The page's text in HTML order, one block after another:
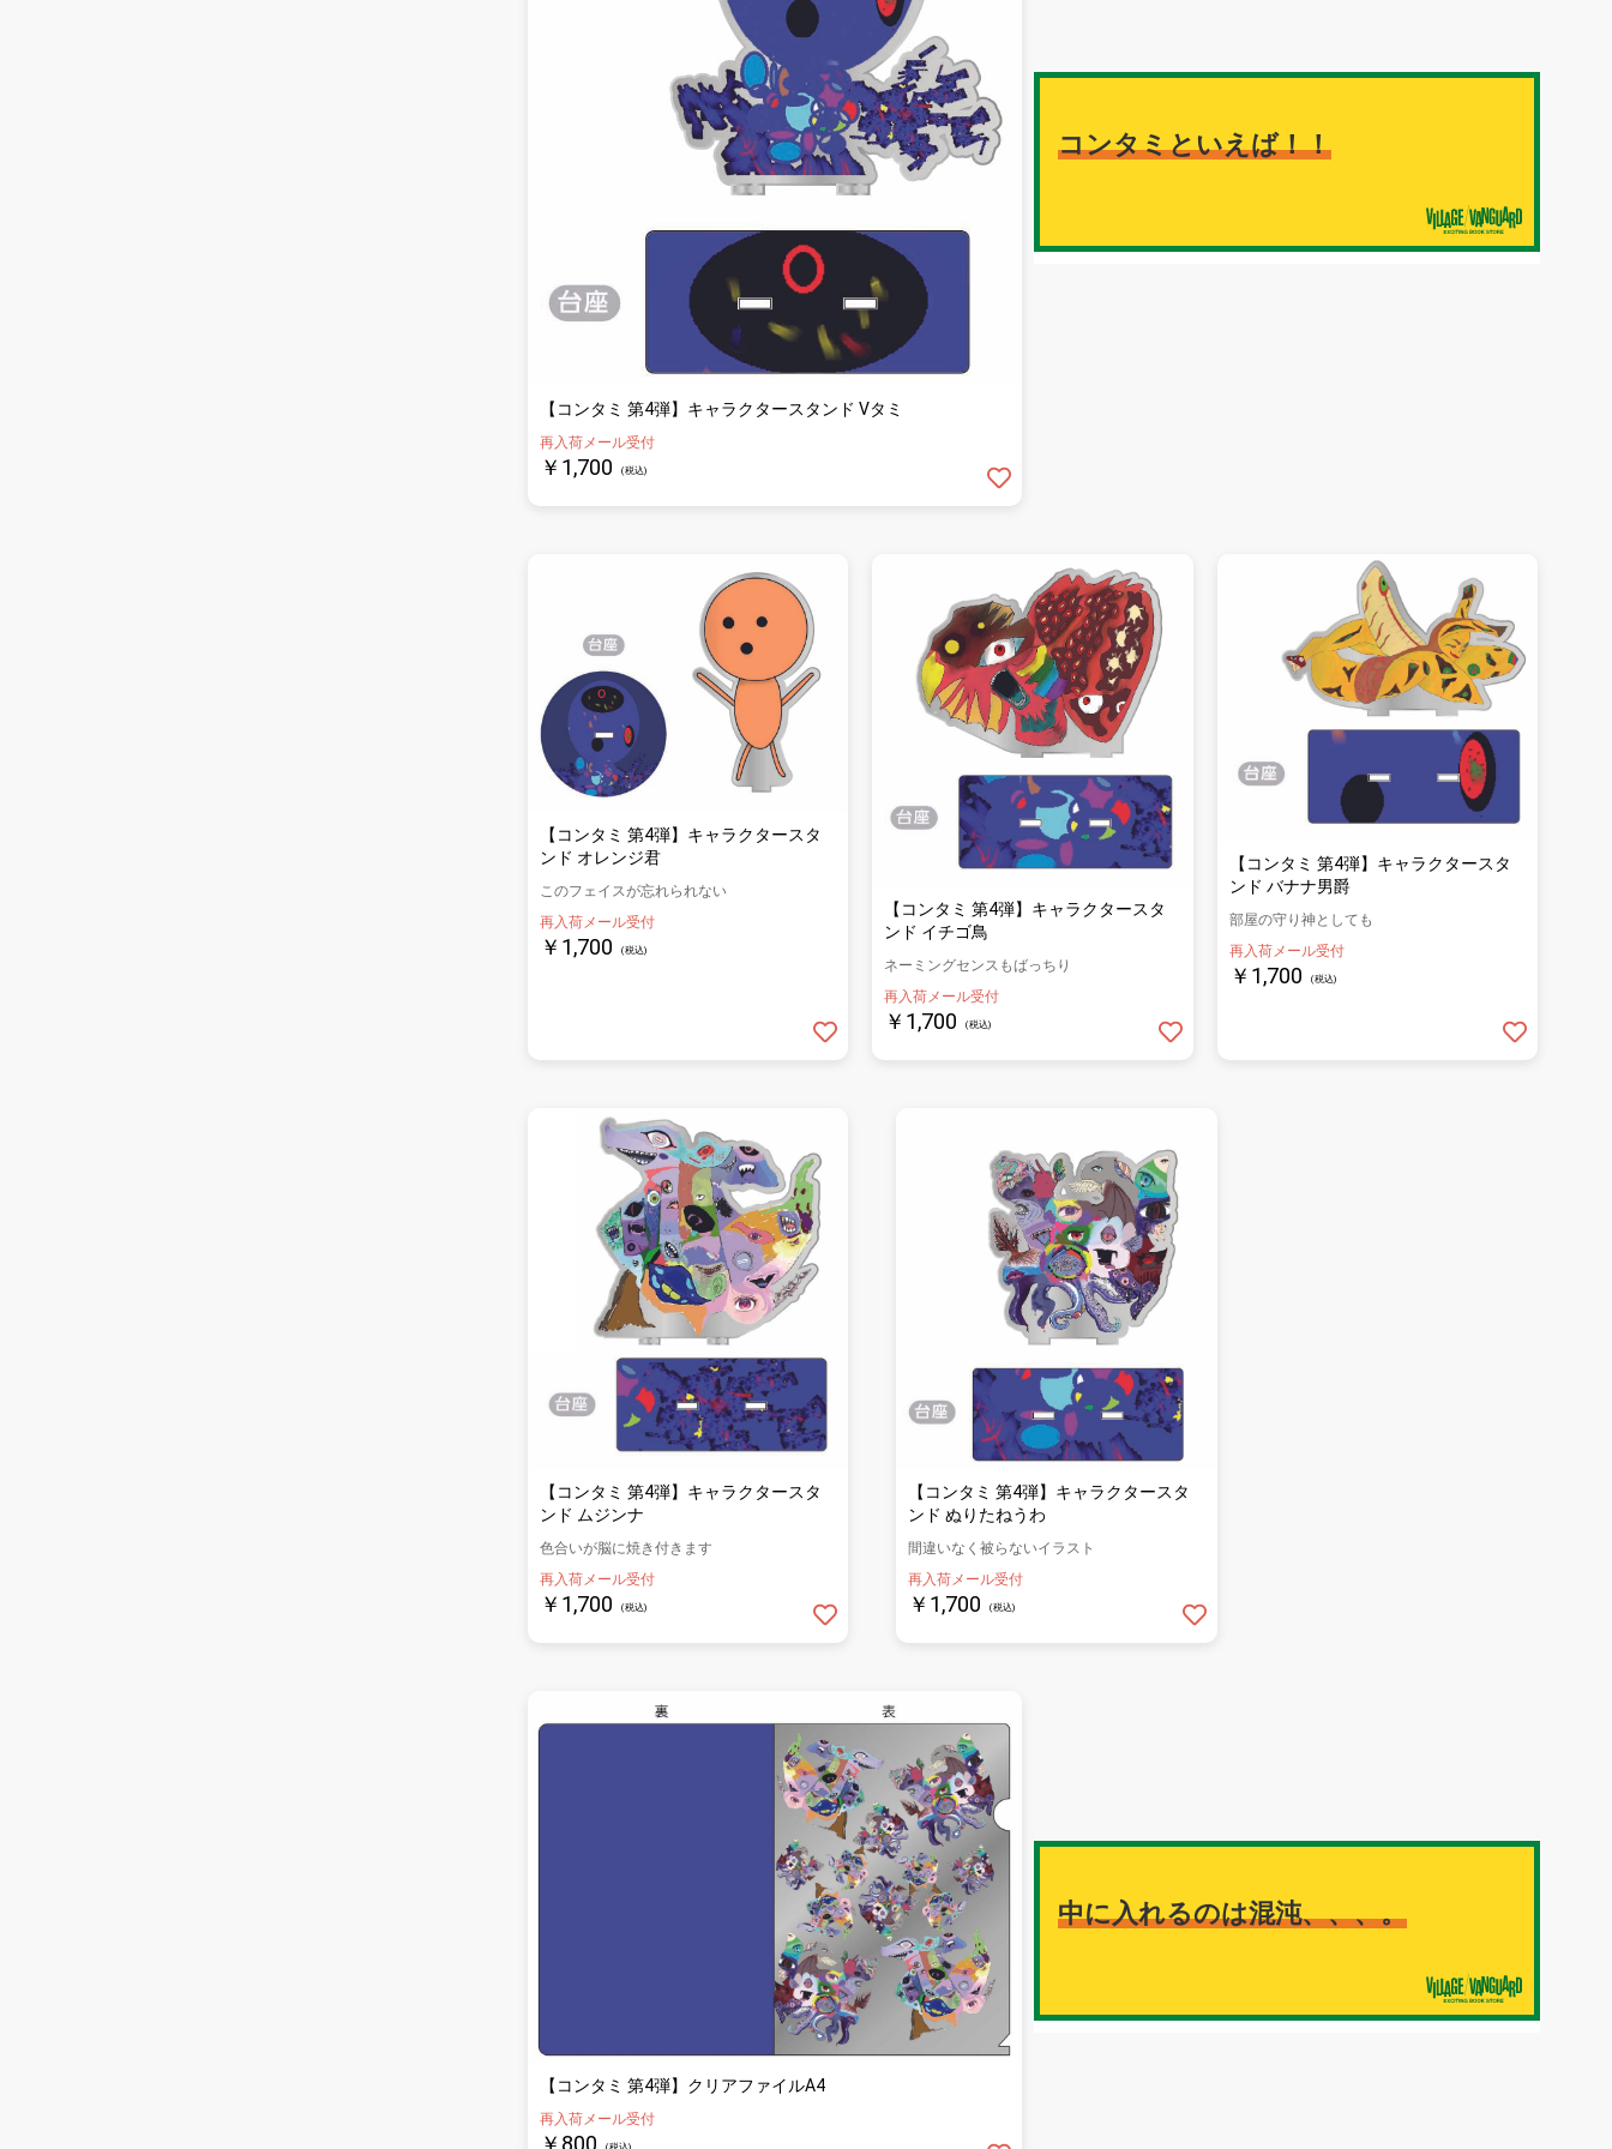
【コンタミ 第4弾】キャラクタースタンド Vタミ
再入荷メール受付
￥1,700 (税込)
コンタミといえば！！
【コンタミ 第4弾】キャラクタースタ
ンド オレンジ君
このフェイスが忘れられない
再入荷メール受付
￥1,700 (税込)
【コンタミ 第4弾】キャラクタースタ
ンド イチゴ鳥
ネーミングセンスもばっちり
再入荷メール受付
￥1,700 (税込)
【コンタミ 第4弾】キャラクタースタ
ンド バナナ男爵
部屋の守り神としても
再入荷メール受付
￥1,700 (税込)
【コンタミ 第4弾】キャラクタースタ
ンド ムジンナ
色合いが脳に焼き付きます
再入荷メール受付
￥1,700 (税込)
【コンタミ 第4弾】キャラクタースタ
ンド ぬりたねうわ
間違いなく被らないイラスト
再入荷メール受付
￥1,700 (税込)
【コンタミ 第4弾】クリアファイルA4
再入荷メール受付
￥800
中に入れるのは混沌、、、。